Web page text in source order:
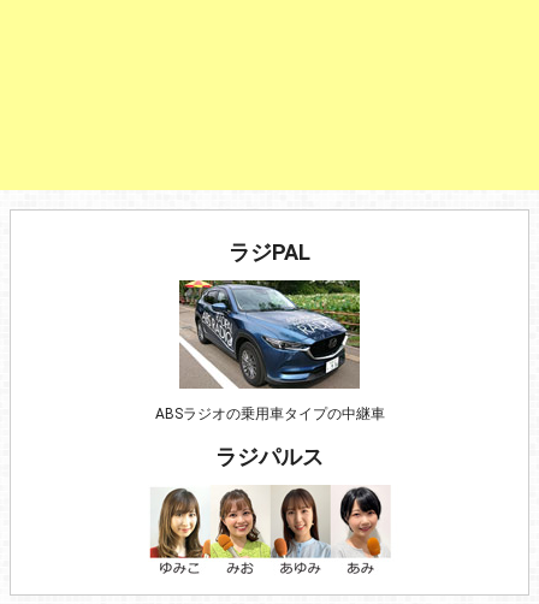
ラジPAL
ABSラジオの乗用車タイプの中継車
ラジパルス